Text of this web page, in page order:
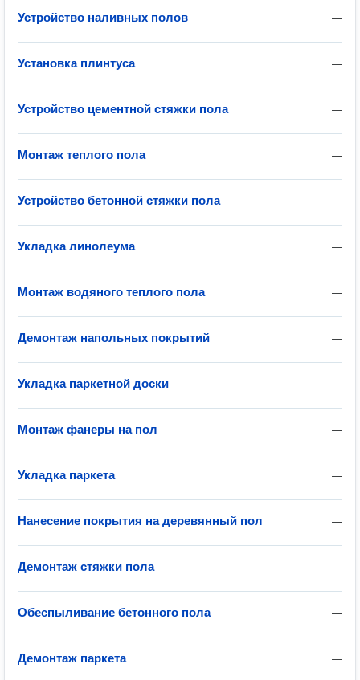
—
Устройство наливных полов
—
Установка плинтуса
—
Устройство цементной стяжки пола
—
Монтаж теплого пола
—
Устройство бетонной стяжки пола
—
Укладка линолеума
—
Монтаж водяного теплого пола
—
Демонтаж напольных покрытий
—
Укладка паркетной доски
—
Монтаж фанеры на пол
—
Укладка паркета
—
Нанесение покрытия на деревянный пол
—
Демонтаж стяжки пола
—
Обеспыливание бетонного пола
—
Демонтаж паркета